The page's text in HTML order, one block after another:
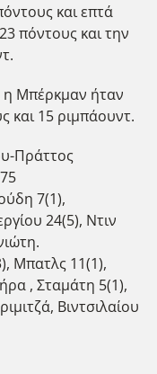
και επτά
πόντους και την
η Μπέρκμαν ήταν
και 15 ριμπάουντ.
Πράττος
7(1),
24(5), Ντιν
Μπατλς 11(1),
, Σταμάτη 5(1),
Βιντσιλαίου